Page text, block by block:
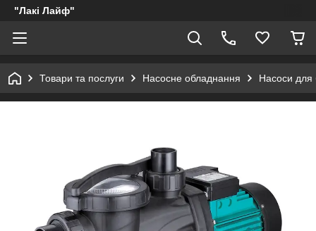
"Лакі Лайф"
Товари та послуги Насосне обладнання Насоси для